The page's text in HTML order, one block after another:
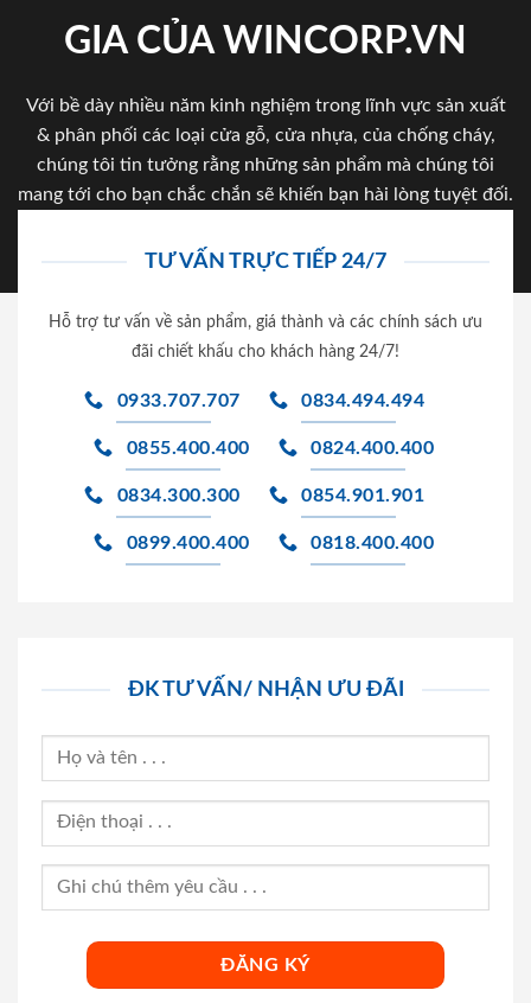
GIA CỦA WINCORP.VN
Với bề dày nhiều năm kinh nghiệm trong lĩnh vực sản xuất
& phân phối các loại cửa gỗ, cửa nhựa, của chống cháy,
chúng tôi tin tưởng rằng những sản phẩm mà chúng tôi
mang tới cho bạn chắc chắn sẽ khiến bạn hài lòng tuyệt đối.
TƯ VẤN TRỰC TIẾP 24/7
Hỗ trợ tư vấn về sản phẩm, giá thành và các chính sách ưu
đãi chiết khấu cho khách hàng 24/7!
0933.707.707 0834.494.494
0855.400.400 0824.400.400
0834.300.300 0854.901.901
0899.400.400 0818.400.400
ĐK TƯ VẤN/ NHẬN ƯU ĐÃI